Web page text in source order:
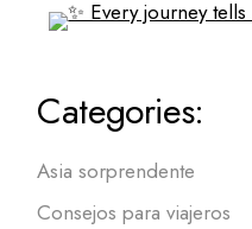
Categories:
Asia sorprendente
Consejos para viajeros